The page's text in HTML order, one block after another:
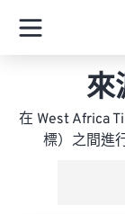
來
在 West Africa
標）之間進